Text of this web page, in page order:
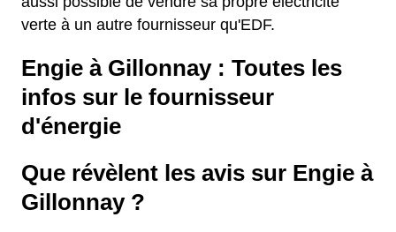
verte à un autre fournisseur qu'EDF.
Engie à Gillonnay : Toutes les
infos sur le fournisseur
d'énergie
Que révèlent les avis sur Engie à
Gillonnay ?